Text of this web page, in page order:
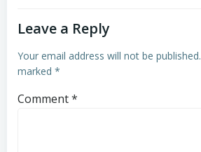
Leave a Reply
Your email address will not be published.
marked *
Comment*